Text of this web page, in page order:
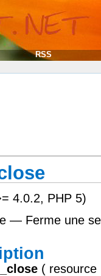
4.0.2, PHP 5)
— Ferme une
( resource
RSS